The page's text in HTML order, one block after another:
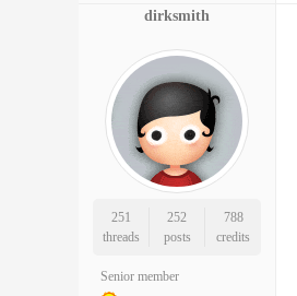
dirksmith
251
threads
252
posts
788
credits
Senior member